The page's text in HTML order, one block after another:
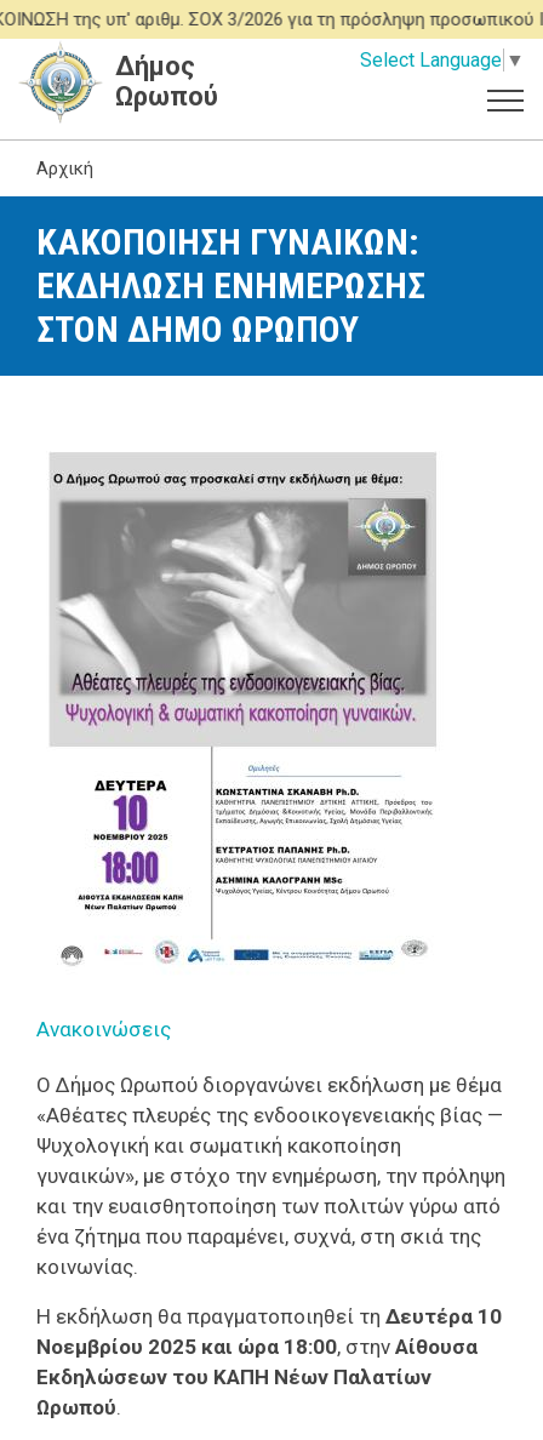
Παράκαμψη
προς
περιεχόμενο
της υπ' αριθμ. ΣΟΧ 3/2026 για τη πρόσληψη προσωπικού
Select Language ▼
Δήμος
Ωρωπού
Αρχική
ΚΑΚΟΠΟΙΗΣΗ ΓΥΝΑΙΚΩΝ:
ΕΚΔΗΛΩΣΗ ΕΝΗΜΕΡΩΣΗΣ
ΣΤΟΝ ΔΗΜΟ ΩΡΩΠΟΥ
Ανακοινώσεις
Ο Δήμος Ωρωπού διοργανώνει εκδήλωση με θέμα
«Αθέατες πλευρές της ενδοοικογενειακής βίας —
Ψυχολογική και σωματική κακοποίηση
γυναικών», με στόχο την ενημέρωση, την πρόληψη
και την ευαισθητοποίηση των πολιτών γύρω από
ένα ζήτημα που παραμένει, συχνά, στη σκιά της
κοινωνίας.
Η εκδήλωση θα πραγματοποιηθεί τη Δευτέρα 10
Νοεμβρίου 2025 και ώρα 18:00, στην Αίθουσα
Εκδηλώσεων του ΚΑΠΗ Νέων Παλατίων
Ωρωπού.